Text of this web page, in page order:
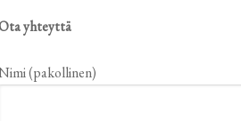
yhteyttä
(pakollinen)